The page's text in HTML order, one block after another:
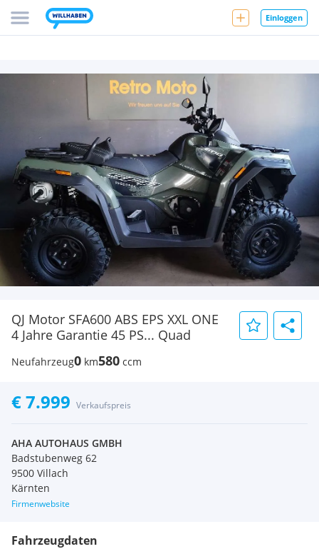
Einloggen
QJ Motor SFA600 ABS EPS XXL ONE
4 Jahre Garantie 45 PS... Quad
Neufahrzeug0 km580 ccm
€ 7.999 Verkaufspreis
AHA AUTOHAUS GMBH
Badstubenweg 62
9500 Villach
Kärnten
Firmenwebsite
Fahrzeugdaten